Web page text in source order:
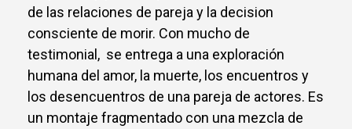
de las relaciones de pareja y la decision
consciente de morir. Con mucho de
testimonial, se entrega a una exploración
humana del amor, la muerte, los encuentros y
los desencuentros de una pareja de actores. Es
un montaje fragmentado con una mezcla de